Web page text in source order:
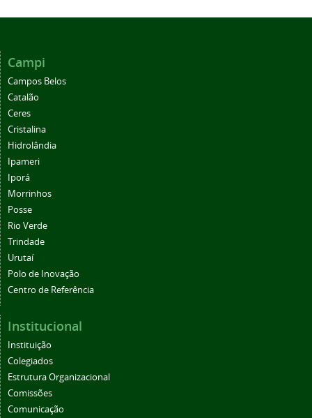
Campi
Campos Belos
Catalão
Ceres
Cristalina
Hidrolândia
Ipameri
Iporá
Morrinhos
Posse
Rio Verde
Trindade
Urutaí
Polo de Inovação
Centro de Referência
Institucional
Instituição
Colegiados
Estrutura Organizacional
Comissões
Comunicação